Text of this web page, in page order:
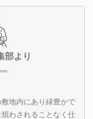
部より
地内にあり緑豊かで
わされることなく仕